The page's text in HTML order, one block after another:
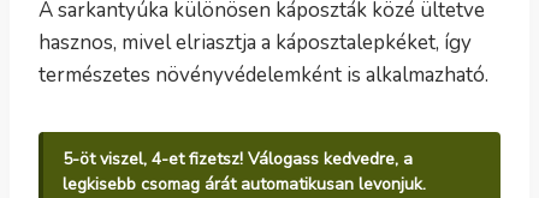
A sarkantyúka különösen káposzták közé ültetve
hasznos, mivel elriasztja a káposztalepkéket, így
természetes növényvédelemként is alkalmazható.
5-öt viszel, 4-et fizetsz! Válogass kedvedre, a
legkisebb csomag árát automatikusan levonjuk.